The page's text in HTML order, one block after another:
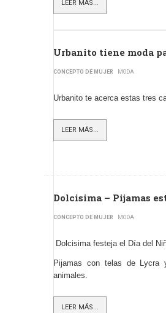
LEER MÁS...
Urbanito tiene moda
CONCEPTO DE MUJER MODA
Urbanito te acerca estas tres
LEER MÁS...
Dolcisima – Pijamas
CONCEPTO DE MUJER MODA
Dolcisima festeja el Día del
Pijamas con telas de Lycra
animales.
LEER MÁS...